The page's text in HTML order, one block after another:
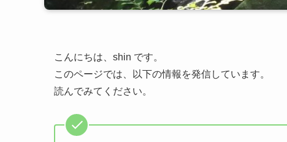
こんにちは、shin です。
このページでは、以下の情報を発信しています。
読んでみてください。